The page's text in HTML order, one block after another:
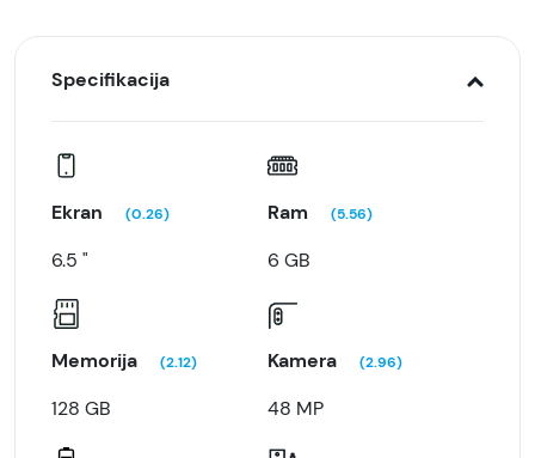
Specifikacija
Ekran (0.26)
6.5 "
Ram (5.56)
6 GB
Memorija (2.12)
128 GB
Kamera (2.96)
48 MP